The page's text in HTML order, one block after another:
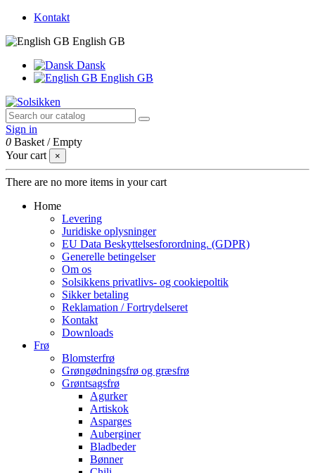
Kontakt
English GB
Dansk
English GB
Sign in
0 Basket /Empty
Your cart
×
There are no more items in your cart
Home
Levering
Juridiske oplysninger
EU Data Beskyttelsesforordning. (GDPR)
Generelle betingelser
Om os
Solsikkens privatlivs- og cookiepoltik
Sikker betaling
Reklamation / Fortrydelseret
Kontakt
Downloads
Frø
Blomsterfrø
Grøngødningsfrø og græsfrø
Grøntsagsfrø
Agurker
Artiskok
Asparges
Auberginer
Bladbeder
Bønner